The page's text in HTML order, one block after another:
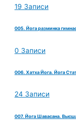
19 Записи
005. Йога разминка
0 Записи
006. Хатха Йога. Йога
24 Записи
007. Йога Шавасана.